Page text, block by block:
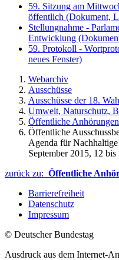
59. Sitzung am
öffentlich (Dokument,
Stellungnahme -
Entwicklung
59. Protokoll -
neues Fenster)
Webarchiv
Ausschüsse
Ausschüsse der 18.
Umwelt, Naturschutz,
Öffentliche Anhörungen
Öffentliche
Agenda für
September 2015, 12
zurück zu: Öffentliche
Barrierefreiheit
Datenschutz
Impressum
© Deutscher Bundestag
Ausdruck aus dem Internet-